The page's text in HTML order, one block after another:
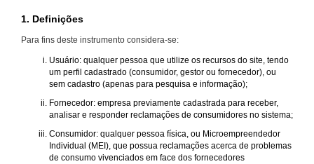
1. Definições
Para fins deste instrumento considera-se:
Usuário: qualquer pessoa que utilize os recursos do site, tendo
um perfil cadastrado (consumidor, gestor ou fornecedor), ou
sem cadastro (apenas para pesquisa e informação);
Fornecedor: empresa previamente cadastrada para receber,
analisar e responder reclamações de consumidores no sistema;
Consumidor: qualquer pessoa física, ou Microempreendedor
Individual (MEI), que possua reclamações acerca de problemas
de consumo vivenciados em face dos fornecedores